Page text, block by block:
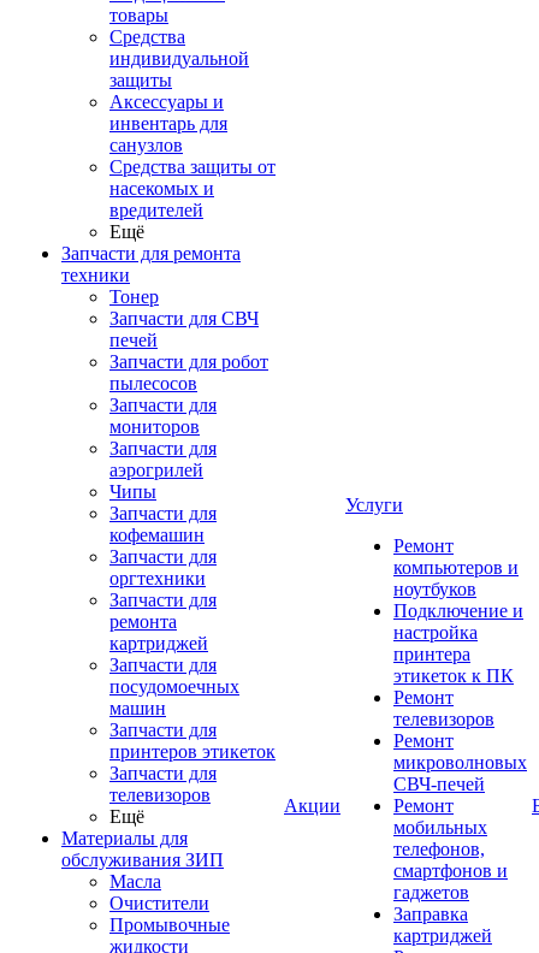
товары
Средства
индивидуальной
защиты
Аксессуары и
инвентарь для
санузлов
Средства защиты от
насекомых и
вредителей
Ещё
Запчасти для ремонта
техники
Тонер
Запчасти для СВЧ
печей
Запчасти для робот
пылесосов
Запчасти для
мониторов
Запчасти для
аэрогрилей
Чипы
Запчасти для
кофемашин
Запчасти для
оргтехники
Запчасти для
ремонта
картриджей
Запчасти для
посудомоечных
машин
Запчасти для
принтеров этикеток
Запчасти для
телевизоров
Ещё
Материалы для
обслуживания ЗИП
Масла
Очистители
Промывочные
жидкости
Акции
Услуги
Ремонт
компьютеров и
ноутбуков
Подключение и
настройка
принтера
этикеток к ПК
Ремонт
телевизоров
Ремонт
микроволновых
СВЧ-печей
Ремонт
мобильных
телефонов,
смартфонов и
гаджетов
Заправка
картриджей